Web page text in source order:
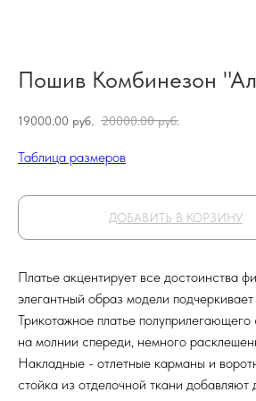
Пошив Комбинезон
19000.00 руб. 20000.00 руб.
Таблица размеров
ДОБАВИТЬ В КОРЗИНУ
Платье акцентирует все достоинства
элегантный образ модели подчеркивает
Трикотажное платье полуприлегающего
на молнии спереди, немного
Накладные - отлетные карманы и
стойка из отделочной ткани добавляют